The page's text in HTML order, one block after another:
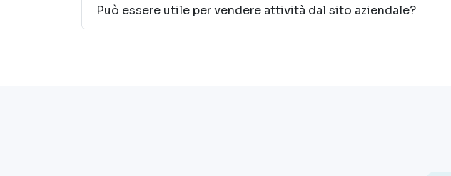
Può essere utile per vendere attività dal sito aziendale?